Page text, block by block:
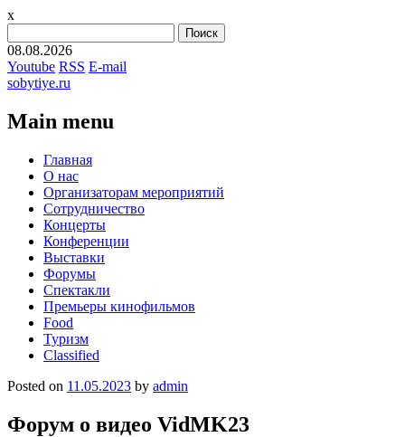
x
08.08.2026
Youtube RSS E-mail
sobytiye.ru
Main menu
Skip
content
Главная
О нас
Организаторам мероприятий
Сотрудничество
Концерты
Конференции
Выставки
Форумы
Спектакли
Премьеры кинофильмов
Food
Туризм
Сlassified
Posted on 11.05.2023 by admin
Форум о видео VidMK23